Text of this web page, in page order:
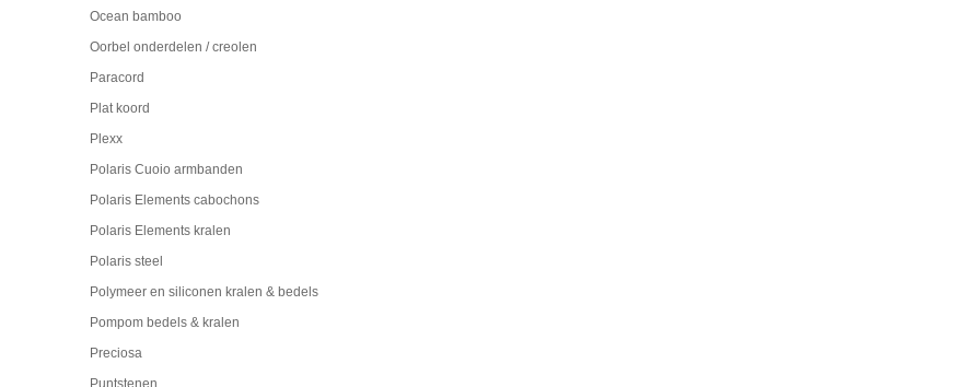
Ocean bamboo
Oorbel onderdelen / creolen
Paracord
Plat koord
Plexx
Polaris Cuoio armbanden
Polaris Elements cabochons
Polaris Elements kralen
Polaris steel
Polymeer en siliconen kralen & bedels
Pompom bedels & kralen
Preciosa
Puntstenen